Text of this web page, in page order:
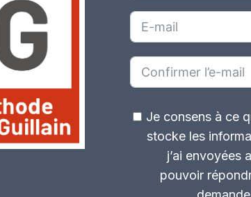
Je consens à ce
stocke les
j’ai envoyées
pouvoir